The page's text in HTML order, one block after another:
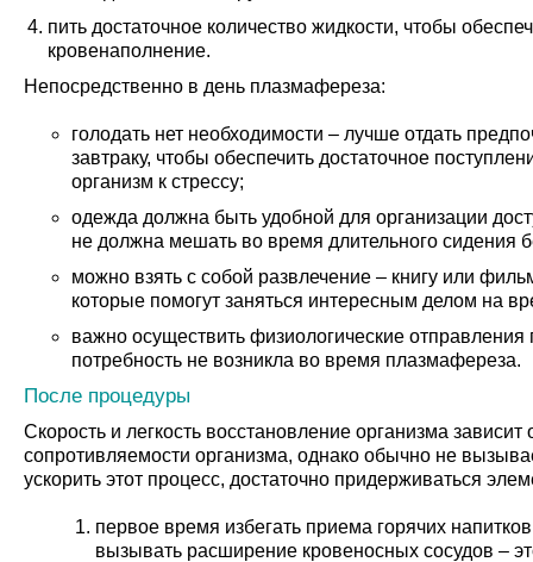
пить достаточное количество жидкости, чтобы
кровенаполнение.
Непосредственно в день плазмафереза:
голодать нет необходимости – лучше отдать
завтраку, чтобы обеспечить достаточное
организм к стрессу;
одежда должна быть удобной для организации
не должна мешать во время длительного сидения
можно взять с собой развлечение – книгу или
которые помогут заняться интересным делом на
важно осуществить физиологические
потребность не возникла во время плазмафереза.
После процедуры
Скорость и легкость восстановление организма
сопротивляемости организма, однако обычно не
ускорить этот процесс, достаточно придерживаться
первое время избегать приема горячих
вызывать расширение кровеносных сосудов –